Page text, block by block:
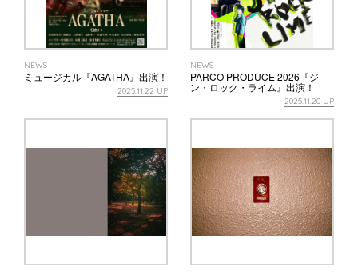
NEWS
ミュージカル『AGATHA』出演！
2025.11.22 UP
NEWS
PARCO PRODUCE 2026『ジ
ン・ロック・ライム』出演！
2025.11.20 UP